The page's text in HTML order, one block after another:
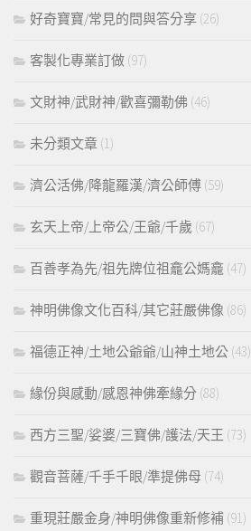
好奇寶寶/常見的問與答分享 (26)
客製化專業訂做 (97)
文財神/武財神/歡喜彌勒佛 (46)
未分類文章 (1)
濟公活佛/降龍羅漢/濟公師傅 (59)
玄天上帝/上帝公/王爺/千歲 (67)
百善孝為先/祖先牌位祖龕公媽龕 (47)
神明佛像文化百科/其它莊嚴佛像 (86)
福德正神/土地公爺爺/山神土地公 (43)
緣份與感動/感恩神佛牽緣分 (88)
西方三聖/娑婆/三寶佛/護法/天王 (73)
觀音菩薩/千手千眼/準提佛母 (74)
重現莊嚴金身/神明佛像重新修補 (91)